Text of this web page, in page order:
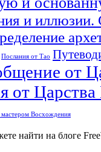
и
Послания от Тао
от
от
мастером Восхождения
найти на блоге